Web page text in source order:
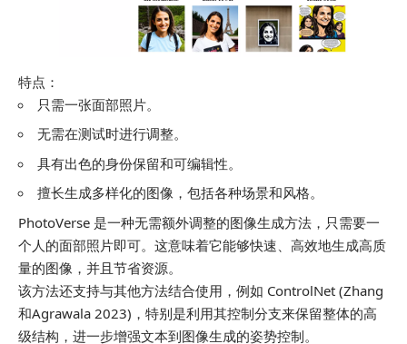
特点：
只需一张面部照片。
无需在测试时进行调整。
具有出色的身份保留和可编辑性。
擅长生成多样化的图像，包括各种场景和风格。
PhotoVerse 是一种无需额外调整的图像生成方法，只需要一
个人的面部照片即可。这意味着它能够快速、高效地生成高质
量的图像，并且节省资源。
该方法还支持与其他方法结合使用，例如 ControlNet (Zhang
和Agrawala 2023)，特别是利用其控制分支来保留整体的高
级结构，进一步增强文本到图像生成的姿势控制。